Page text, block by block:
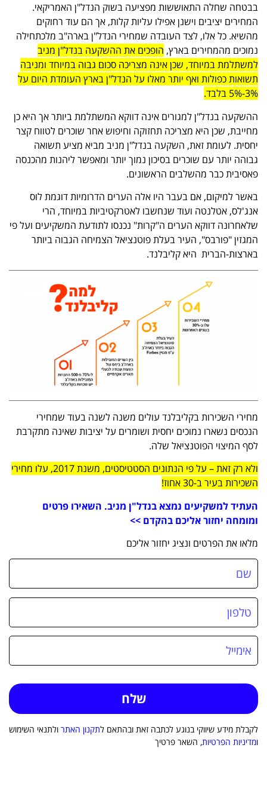
בבטחה שחלה התאוששות מפציעה בשוק הנדל"ן האמריקאי.
המחירים יציבים וישנן אפילו עליות קלות, אך הם עוד רחוקים
מהשיא. כל אלו, לצד העובדה שמחירי הנדל"ן בארה"ב מלכתחילה
נמוכים מהמחירים בארץ, הופכים את ההשקעה בנדל"ן מניב
למשתלמת במיוחד, שכן אינה מצריכה סכום גבוה במיוחד ומניבה
תשואות כפולות ואף יותר מאלו על הנדל"ן בארץ העומדת היום על
3%-5% בלבד.
ההשקעה בנדל"ן למגורים אינה דווקא המשתלמת ביותר אך היא כן
מחייבת, שכן היא מצריכה תחזוקה וחיפוש אחר שוכרים לטווח קצר
יחסית. לעומת זאת, השקעה בנדל"ן מניב מביא מציע תשואה
גבוהה יותר עם שוכרים בסיכון נמוך יותר ומאפשר ליהנות מהכנסה
פאסיבית כבר מהשלבים הראשונים.
באשר למיקום, אם בעבר היו אלה הערים הדרומיות דוגמת לוס
אנג'לס, אטלנטה ועוד שנחשבו לאטרקטיביות במיוחד, הרי
שלאחרונה דווקא הערים ה"קרות" נכנסו לתודעת המשקיעים ועל פי
המגזין "פורבס", העיר בעלת פוטנציאל הצמיחה הגבוה ביותר
בארצות-הברית היא קליבלנד.
מחירי השכירות בקליבלנד עולים משנה לשנה בעוד שמחירי
הנכסים נשארו נמוכים יחסית ושומרים על יציבות שאינה מתקרבת
לסף המיצוי הפוטנציאל שלה.
ולא רק זאת – על פי הנתונים הסטטיסטים, משנת 2017, עלו מחירי
השכירות בעיר ב-30 אחוז!
העתיד למשקיעים נמצא בנדל"ן מניב. השאירו פרטים
ומומחה יחזור אליכם בהקדם >>
מלאו את הפרטים ונציג יחזור אליכם
לקבלת מידע שיווקי בנוגע לכתבה זאת ובהתאם לתקנון האתר ולתנאי השימוש
ומדיניות הפרטיות, השאר פרטיך